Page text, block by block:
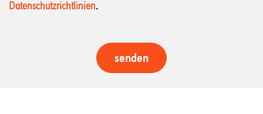
Datenschutzrichtlinien.